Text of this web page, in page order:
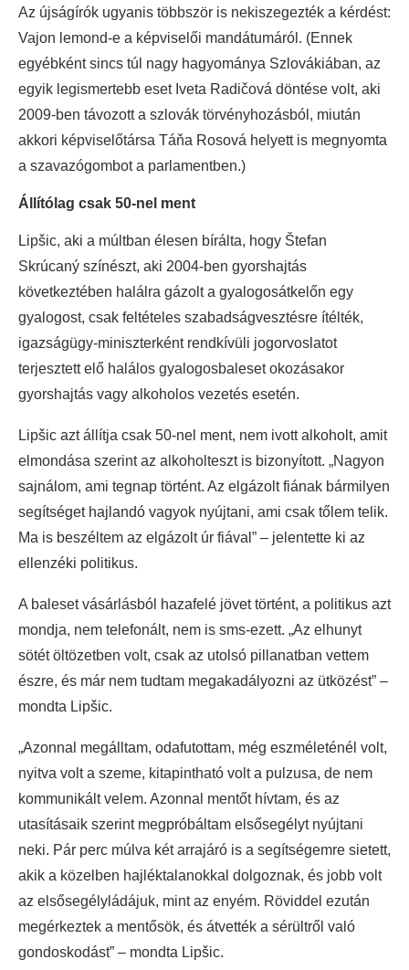
Az újságírók ugyanis többször is nekiszegezték a kérdést:
Vajon lemond-e a képviselői mandátumáról. (Ennek
egyébként sincs túl nagy hagyománya Szlovákiában, az
egyik legismertebb eset Iveta Radičová döntése volt, aki
2009-ben távozott a szlovák törvényhozásból, miután
akkori képviselőtársa Táňa Rosová helyett is megnyomta
a szavazógombot a parlamentben.)
Állítólag csak 50-nel ment
Lipšic, aki a múltban élesen bírálta, hogy Štefan
Skrúcaný színészt, aki 2004-ben gyorshajtás
következtében halálra gázolt a gyalogosátkelőn egy
gyalogost, csak feltételes szabadságvesztésre ítélték,
igazságügy-miniszterként rendkívüli jogorvoslatot
terjesztett elő halálos gyalogosbaleset okozásakor
gyorshajtás vagy alkoholos vezetés esetén.
Lipšic azt állítja csak 50-nel ment, nem ivott alkoholt, amit
elmondása szerint az alkoholteszt is bizonyított. „Nagyon
sajnálom, ami tegnap történt. Az elgázolt fiának bármilyen
segítséget hajlandó vagyok nyújtani, ami csak tőlem telik.
Ma is beszéltem az elgázolt úr fiával” – jelentette ki az
ellenzéki politikus.
A baleset vásárlásból hazafelé jövet történt, a politikus azt
mondja, nem telefonált, nem is sms-ezett. „Az elhunyt
sötét öltözetben volt, csak az utolsó pillanatban vettem
észre, és már nem tudtam megakadályozni az ütközést” –
mondta Lipšic.
„Azonnal megálltam, odafutottam, még eszméleténél volt,
nyitva volt a szeme, kitapintható volt a pulzusa, de nem
kommunikált velem. Azonnal mentőt hívtam, és az
utasításaik szerint megpróbáltam elsősegélyt nyújtani
neki. Pár perc múlva két arrajáró is a segítségemre sietett,
akik a közelben hajléktalanokkal dolgoznak, és jobb volt
az elsősegélyládájuk, mint az enyém. Röviddel ezután
megérkeztek a mentősök, és átvették a sérültről való
gondoskodást” – mondta Lipšic.